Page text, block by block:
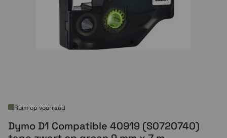
Ruim op voorraad
Dymo D1 Compatible 40919 (S0720740)